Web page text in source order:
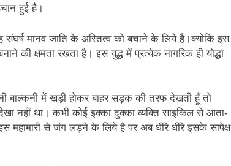
हुई है।
संघर्ष मानव जाति के अस्तित्व को बचाने के लिये है।क्योंकि इस
क्षमता रखता है। इस युद्ध में प्रत्येक नागरिक ही योद्धा
बाल्कनी में खड़ी होकर बाहर सड़क की तरफ देखती हूँ तो
नहीं था। कभी कोई इक्का दुक्का व्यक्ति साइकिल से आता-
महामारी से जंग लड़ने के लिये है पर अब धीरे धीरे इसके सापेक्ष